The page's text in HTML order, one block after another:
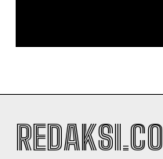
REDAKSI.CO